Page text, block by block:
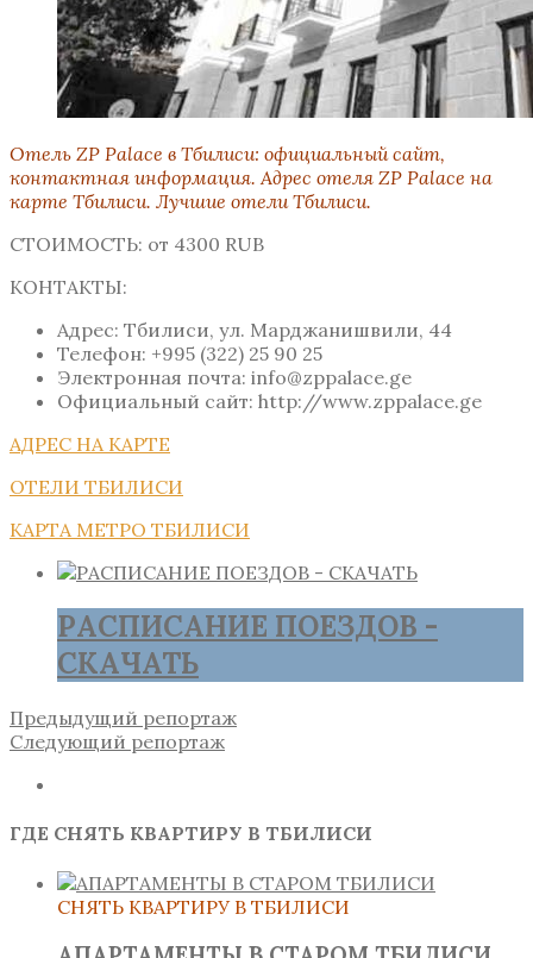
Отель ZP Palace в Тбилиси: официальный сайт,
контактная информация. Адрес отеля ZP Palace на
карте Тбилиси. Лучшие отели Тбилиси.
СТОИМОСТЬ: от 4300 RUB
КОНТАКТЫ:
Адрес: Тбилиси, ул. Марджанишвили, 44
Телефон: +995 (322) 25 90 25
Электронная почта: info@zppalace.ge
Официальный сайт: http://www.zppalace.ge
АДРЕС НА КАРТЕ
ОТЕЛИ ТБИЛИСИ
КАРТА МЕТРО ТБИЛИСИ
РАСПИСАНИЕ ПОЕЗДОВ -
СКАЧАТЬ
Предыдущий репортаж
Следующий репортаж
ГДЕ СНЯТЬ КВАРТИРУ В ТБИЛИСИ
СНЯТЬ КВАРТИРУ В ТБИЛИСИ